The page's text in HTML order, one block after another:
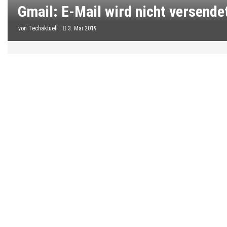
Gmail: E-Mail wird nicht
von Techaktuell 3. Mai 2019